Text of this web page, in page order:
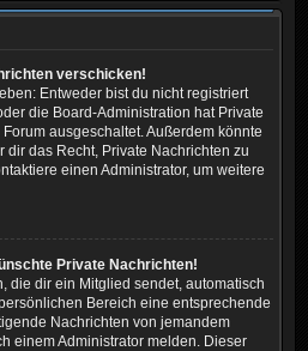
verschicken!
Entweder bist du nicht registriert
die Board-Administration hat Private
ausgeschaltet. Außerdem könnte
dir das Recht, Private Nachrichten zu
einen Administrator, um weitere
Private Nachrichten!
die dir ein Mitglied sendet, automatisch
Bereich eine entsprechende
Nachrichten von jemandem
einem Administrator melden. Dieser